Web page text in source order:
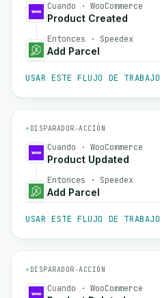
Cuando · WooCommerce
Product Created
Entonces · Speedex
Add Parcel
USAR ESTE FLUJO DE TRABAJO
⚡ DISPARADOR→ACCIÓN
Cuando · WooCommerce
Product Updated
Entonces · Speedex
Add Parcel
USAR ESTE FLUJO DE TRABAJO
⚡ DISPARADOR→ACCIÓN
Cuando · WooCommerce